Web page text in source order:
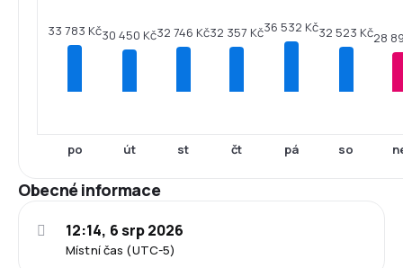
33 783 Kč
po
30 450 Kč
út
32 746 Kč
st
32 357 Kč
čt
36 532 Kč
pá
32 523 Kč
so
28
Obecné informace
Místní čas (UTC-5)
12:14, 6 srp 2026